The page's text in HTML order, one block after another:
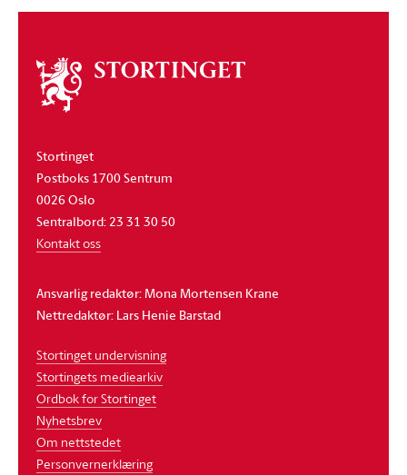
Om
stortinget
Stortinget
Postboks 1700 Sentrum
0026 Oslo
Sentralbord: 23 31 30 50
Kontakt oss
Ansvarlig redaktør: Mona Mortensen Krane
Nettredaktør: Lars Henie Barstad
Stortinget undervisning
Stortingets mediearkiv
Ordbok for Stortinget
Nyhetsbrev
Om nettstedet
Personvernerklæring